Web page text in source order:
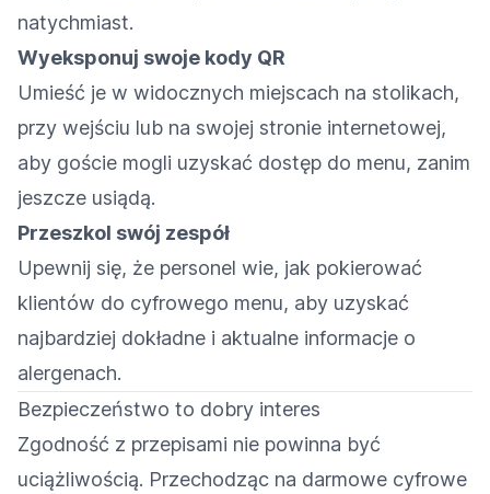
natychmiast.
Wyeksponuj swoje kody QR
Umieść je w widocznych miejscach na stolikach,
przy wejściu lub na swojej stronie internetowej,
aby goście mogli uzyskać dostęp do menu, zanim
jeszcze usiądą.
Przeszkol swój zespół
Upewnij się, że personel wie, jak pokierować
klientów do cyfrowego menu, aby uzyskać
najbardziej dokładne i aktualne informacje o
alergenach.
Bezpieczeństwo to dobry interes
Zgodność z przepisami nie powinna być
uciążliwością. Przechodząc na darmowe cyfrowe